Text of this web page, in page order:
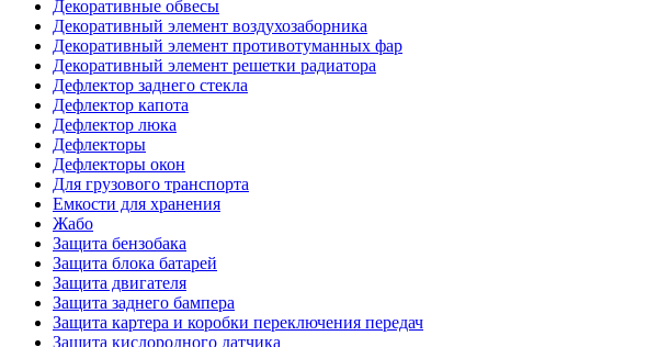
Декоративные обвесы
Декоративный элемент воздухозаборника
Декоративный элемент противотуманных фар
Декоративный элемент решетки радиатора
Дефлектор заднего стекла
Дефлектор капота
Дефлектор люка
Дефлекторы
Дефлекторы окон
Для грузового транспорта
Емкости для хранения
Жабо
Защита бензобака
Защита блока батарей
Защита двигателя
Защита заднего бампера
Защита картера и коробки переключения передач
Защита кислородного датчика